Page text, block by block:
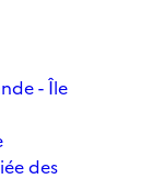
- Île
des